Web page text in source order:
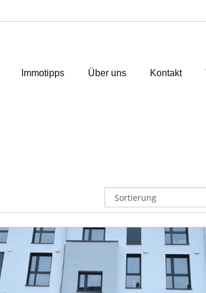
Immotipps Über uns Kontakt